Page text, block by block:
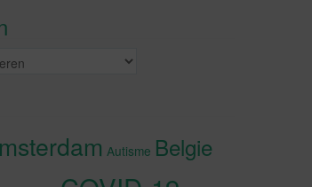
Autisme Belgie